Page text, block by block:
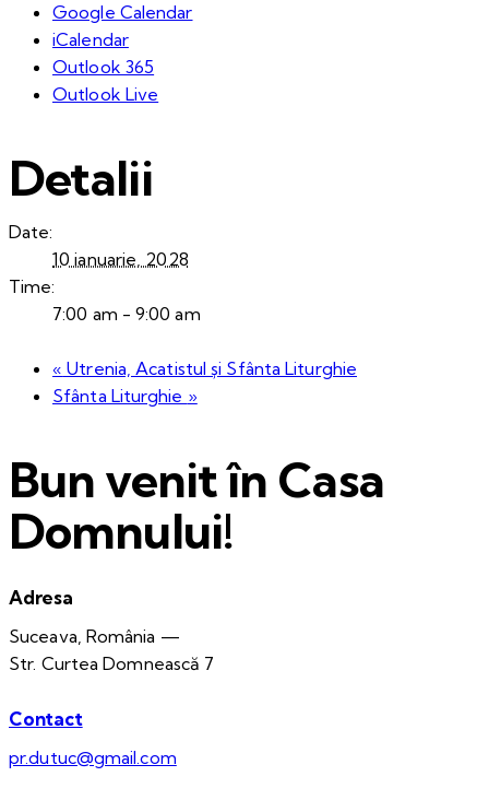
Google Calendar
iCalendar
Outlook 365
Outlook Live
Detalii
Date:
10 ianuarie, 2028
Time:
7:00 am - 9:00 am
« Utrenia, Acatistul și Sfânta Liturghie
Sfânta Liturghie »
Bun venit în Casa
Domnului!
Adresa
Suceava, România —
Str. Curtea Domnească 7
Contact
pr.dutuc@gmail.com